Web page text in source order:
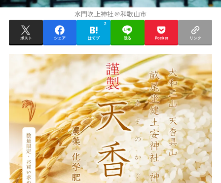
水門吹上神社＠和歌山市
ポスト シェア はてブ
2
送る Pocket リンク